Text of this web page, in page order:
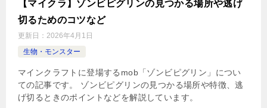
【マイクラ】ゾンビピグリンの見つかる場所や逃げ
切るためのコツなど
更新日： 2026年4月1日
生物・モンスター
マインクラフトに登場するmob「ゾンビピグリン」につい
ての記事です。 ゾンビピグリンの見つかる場所や特徴、逃
げ切るときのポイントなどを解説しています。